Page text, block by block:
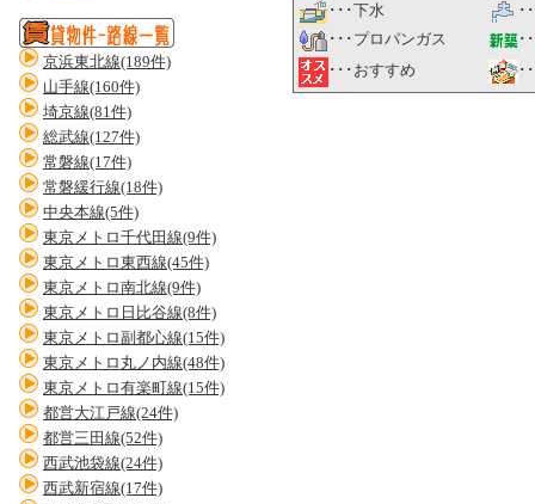
京浜東北線(189件)
山手線(160件)
埼京線(81件)
総武線(127件)
常磐線(17件)
常磐緩行線(18件)
中央本線(5件)
東京メトロ千代田線(9件)
東京メトロ東西線(45件)
東京メトロ南北線(9件)
東京メトロ日比谷線(8件)
東京メトロ副都心線(15件)
東京メトロ丸ノ内線(48件)
東京メトロ有楽町線(15件)
都営大江戸線(24件)
都営三田線(52件)
西武池袋線(24件)
西武新宿線(17件)
･･･下水
･
･･･プロパンガス
･
･･･おすすめ
･